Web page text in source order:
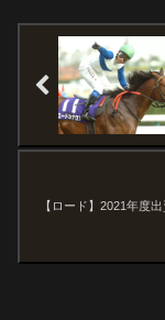
【ロード】2021年度